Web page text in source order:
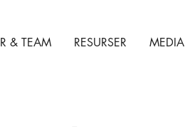
& TEAM RESURSER MEDIA